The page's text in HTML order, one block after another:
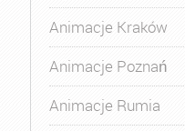
Animacje Kraków
Animacje Poznań
Animacje Rumia